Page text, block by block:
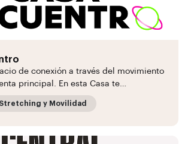
de conexión a través del movimiento
principal. En esta Casa te…
Stretching y Movilidad